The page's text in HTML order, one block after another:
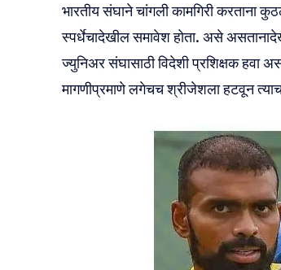
भारतीय संघाने चांगली कामगिरी‌ करताना
स्पर्धेचादेखील‌ समावेश होता. असे
ज्युनिअर संघासाठी विदेशी प्रशिक्षक हवा
मागणीप्रमाणे लगेचच श्रीजेशला हटवून